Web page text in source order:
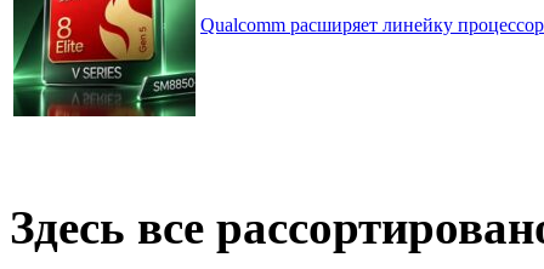
Qualcomm расширяет линейку
Здесь все